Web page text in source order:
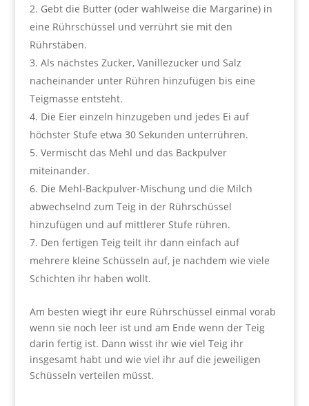
Gebt die Butter (oder wahlweise die Margarine) in
eine Rührschüssel und verrührt sie mit den
Rührstäben.
Als nächstes Zucker, Vanillezucker und Salz
nacheinander unter Rühren hinzufügen bis eine
Teigmasse entsteht.
Die Eier einzeln hinzugeben und jedes Ei auf
höchster Stufe etwa 30 Sekunden unterrühren.
Vermischt das Mehl und das Backpulver
miteinander.
Die Mehl-Backpulver-Mischung und die Milch
abwechselnd zum Teig in der Rührschüssel
hinzufügen und auf mittlerer Stufe rühren.
Den fertigen Teig teilt ihr dann einfach auf
mehrere kleine Schüsseln auf, je nachdem wie viele
Schichten ihr haben wollt.
Am besten wiegt ihr eure Rührschüssel einmal vorab
wenn sie noch leer ist und am Ende wenn der Teig
darin fertig ist. Dann wisst ihr wie viel Teig ihr
insgesamt habt und wie viel ihr auf die jeweiligen
Schüsseln verteilen müsst.